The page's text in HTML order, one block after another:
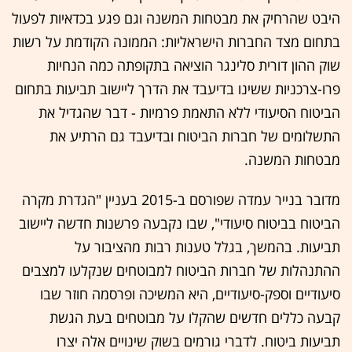
היבט שהרחיק את מבטחות המשנה וגם פגע בכדאיות לפעול
בתחום מצד החברות הישראליות: הממונה הקודמת על רשות
שוק ההון דורית סלינגר הוציאה בתקופתה כמה הנחיות
פרו-צרכניות ששינו בדיעבד את הדרך ליישוב תביעות בתחום
הביטוח הסיעודי ללא התאמת פרמיות - דבר שהגדיל את
התשלומים של חברות הביטוח ובדיעבד גם הרתיע את
מבטחות המשנה.
מדובר בנייר עמדה שפורסם ב-2015 בעניין "הגדרת מקרה
הביטוח בביטוח סיעודי", שבו נקבעה פרשנות חדשה ליישוב
תביעות. בהמשך, בגלל טענות רבות מהציבור על
ההתנהלות של חברות הביטוח למבוטחים שנקלעו למצבים
סיעודיים וספק-סיעודיים, היא המשיכה ופרסמה חוזר שבו
קבעה כללים חדשים שהקלו על מבוטחים בעת הגשת
תביעות ביטוח. לדברי גורמים בשוק שינויים אלה יצרו